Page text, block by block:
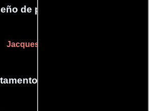
de producción
Jacques Hébert
de maquillaje